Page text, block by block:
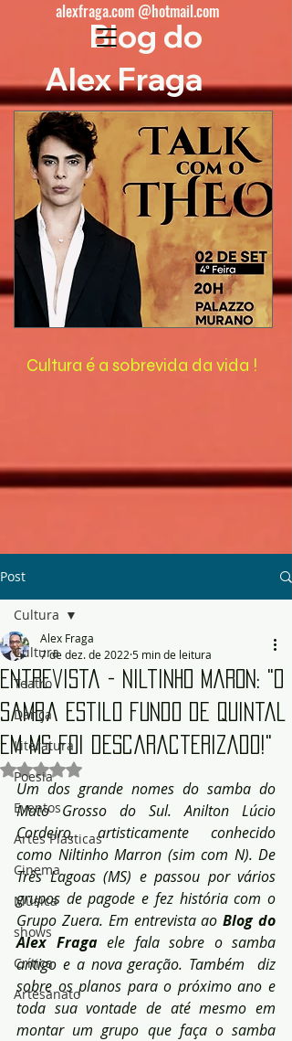
Cultura é a sobrevida da vida !
Blog do
Alex Fraga
alexfraga.com @hotmail.com
Post
Cultura
Teatro
Dança
Literatura
Poesia
Eventos
Artes Plásticas
Cinema
Música
shows
Crítica
Artesanato
Cultura
Entrevista - Niltinho Maron: "O
samba estilo fundo de quintal
em MS foi descaracterizado!"
Alex Fraga
7 de dez. de 2022 5 min de leitura
Avaliado com NaN de 5 estrelas.
Um dos grande nomes do samba do
Mato Grosso do Sul. Anilton Lúcio
Cordeiro, artisticamente conhecido
como Niltinho Marron (sim com N). De
Três Lagoas (MS) e passou por vários
grupos de pagode e fez história com o
Grupo Zuera. Em entrevista ao Blog do
Alex Fraga ele fala sobre o samba
antigo e a nova geração. Também  diz
sobre os planos para o próximo ano e
toda sua vontade de até mesmo em
montar um grupo que faça o samba